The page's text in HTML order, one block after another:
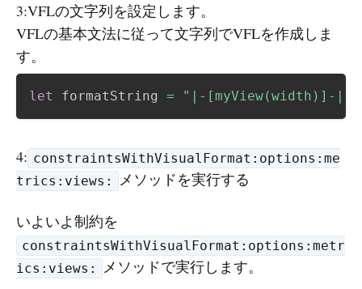
3:VFLの文字列を設定します。
VFLの基本文法に従って文字列でVFLを作成しま
す。
let formatString = "|-[myView(width)]-|"
4: constraintsWithVisualFormat:options:me
trics:views:
メソッドを実行する
いよいよ制約を
constraintsWithVisualFormat:options:metr
ics:views:
メソッドで実行します。